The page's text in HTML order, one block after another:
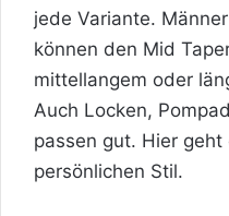
jede Variante.
können den Mid
mittellangem oder
Auch Locken,
passen gut. Hier
persönlichen Stil.